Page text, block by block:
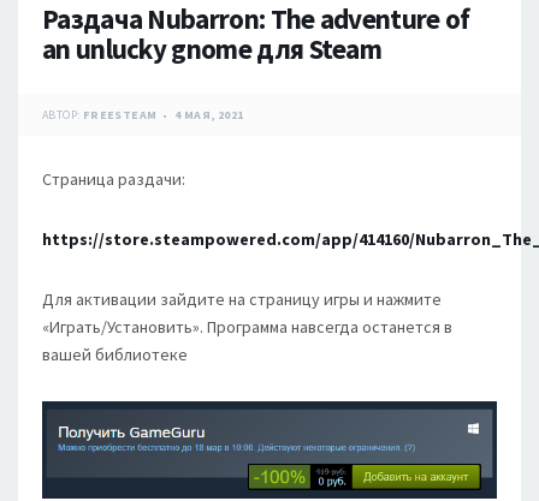
Раздача Nubarron: The adventure of
an unlucky gnome для Steam
АВТОР: FREESTEAM 4 МАЯ, 2021
Страница раздачи:
https://store.steampowered.com/app/414160/
Для активации зайдите на страницу игры и нажмите
«Играть/Установить». Программа навсегда останется в
вашей библиотеке